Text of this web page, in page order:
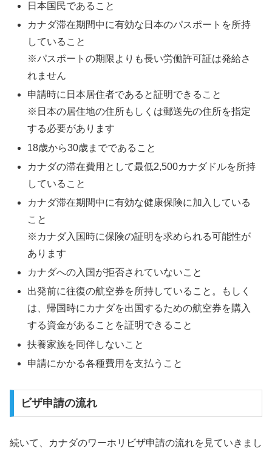
日本国民であること
カナダ滞在期間中に有効な日本のパスポートを所持
していること
※パスポートの期限よりも長い労働許可証は発給さ
れません
申請時に日本居住者であると証明できること
※日本の居住地の住所もしくは郵送先の住所を指定
する必要があります
18歳から30歳までであること
カナダの滞在費用として最低2,500カナダドルを所持
していること
カナダ滞在期間中に有効な健康保険に加入している
こと
※カナダ入国時に保険の証明を求められる可能性が
あります
カナダへの入国が拒否されていないこと
出発前に往復の航空券を所持していること。もしく
は、帰国時にカナダを出国するための航空券を購入
する資金があることを証明できること
扶養家族を同伴しないこと
申請にかかる各種費用を支払うこと
ビザ申請の流れ
続いて、カナダのワーホリビザ申請の流れを見ていきまし